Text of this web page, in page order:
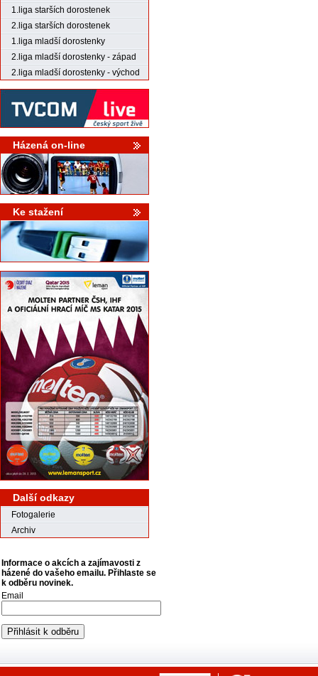
1.liga starších dorostenek
2.liga starších dorostenek
1.liga mladší dorostenky
2.liga mladší dorostenky - západ
2.liga mladší dorostenky - východ
Házená on-line
Ke stažení
Další odkazy
Fotogalerie
Archiv
Informace o akcích a zajímavosti z
házené do vašeho emailu. Přihlaste se
k odběru novinek.
Email